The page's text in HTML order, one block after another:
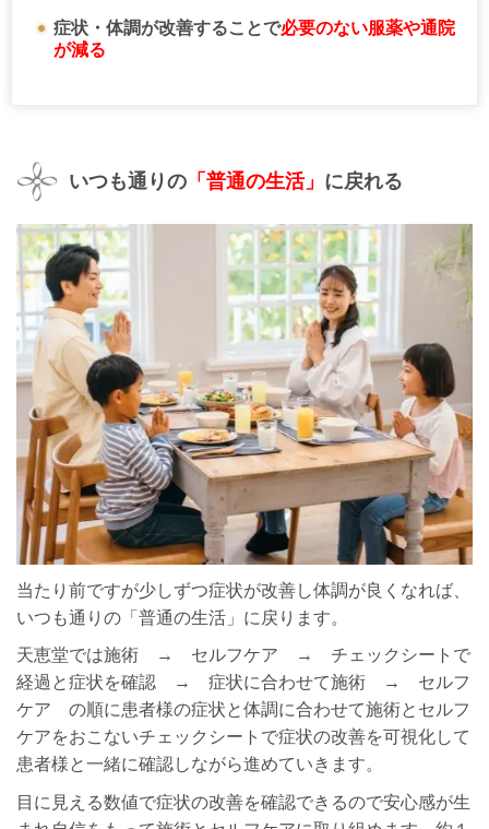
症状・体調が改善することで必要のない服薬や通院
が減る
いつも通りの 「普通の生活」 に戻れる
当たり前ですが少しずつ症状が改善し体調が良くなれば、
いつも通りの「普通の生活」に戻ります。
天恵堂では施術 → セルフケア → チェックシートで
経過と症状を確認 → 症状に合わせて施術 → セルフ
ケア の順に患者様の症状と体調に合わせて施術とセルフ
ケアをおこないチェックシートで症状の改善を可視化して
患者様と一緒に確認しながら進めていきます。
目に見える数値で症状の改善を確認できるので安心感が生